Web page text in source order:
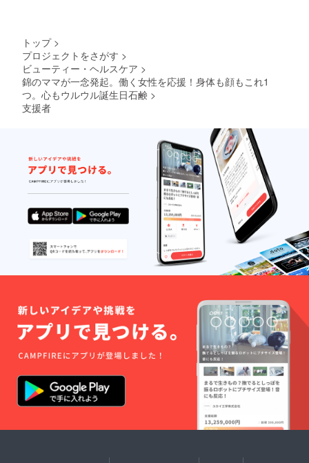
ンバー
ズ上辺
はグー
グル
マップ
を参照
くださ
い。 ・
20歳以
上の
方、ご
来店に
限り ・
有効期
限2023
年1月～
12月
トップ >
プロジェクトをさがす >
ビューティー・ヘルスケア >
錦のママが一念発起。働く女性を応援！身体も顔もこれ1
つ。心もウルウル誕生日石鹸 >
支援者